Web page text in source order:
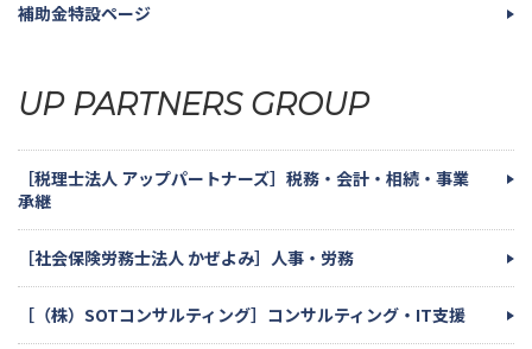
補助金特設ページ
UP PARTNERS GROUP
［税理士法人 アップパートナーズ］税務・会計・相続・事業
承継
［社会保険労務士法人 かぜよみ］人事・労務
［（株）SOTコンサルティング］コンサルティング・IT支援